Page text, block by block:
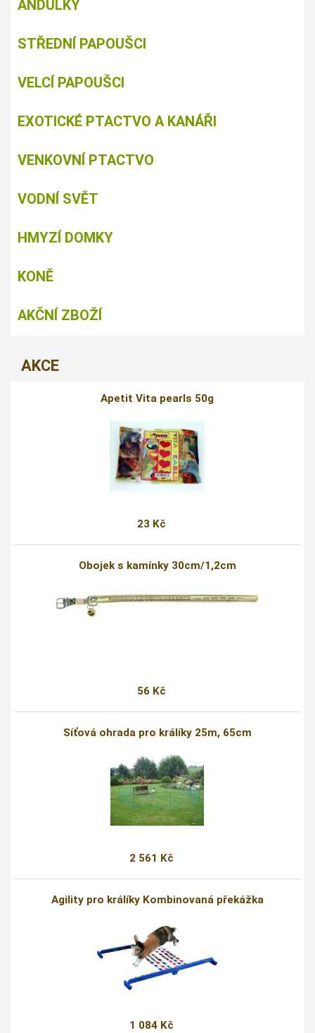
ANDULKY
STŘEDNÍ PAPOUŠCI
VELCÍ PAPOUŠCI
EXOTICKÉ PTACTVO A KANÁŘI
VENKOVNÍ PTACTVO
VODNÍ SVĚT
HMYZÍ DOMKY
KONĚ
AKČNÍ ZBOŽÍ
AKCE
Apetit Vita pearls 50g
23 Kč
Obojek s kamínky 30cm/1,2cm
56 Kč
Síťová ohrada pro králíky 25m, 65cm
2 561 Kč
Agility pro králíky Kombinovaná překážka
1 084 Kč